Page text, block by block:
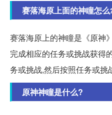
赛落海原上面的神瞳怎
赛落海原上的神瞳是《原神
完成相应的任务或挑战获得
务或挑战,然后按照任务或挑
原神神瞳是什么?